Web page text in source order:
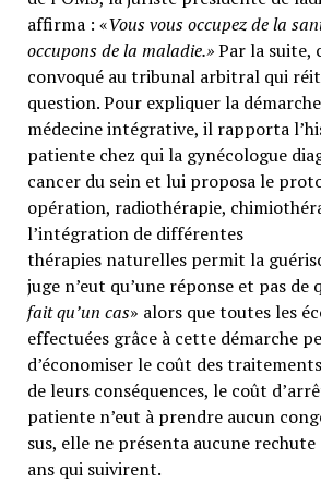
affirma : «Vous vous occupez de la
occupons de la maladie.»Par la suite,
convoqué au tribunal arbitral qui
question. Pour expliquer la
médecine intégrative, il rapporta
patiente chez qui la gynécologue
cancer du sein et lui proposa le
opération, radiothérapie,
l’intégration de différentes
thérapies naturelles permit la
juge n’eut qu’une réponse et pas de
fait qu’un cas» alors que toutes les
effectuées grâce à cette démarche
d’économiser le coût des
de leurs conséquences, le coût
patiente n’eut à prendre aucun
sus, elle ne présenta aucune rechute
ans qui suivirent.